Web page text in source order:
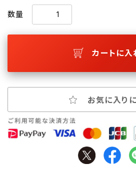
数量
カートに入
お気に入り